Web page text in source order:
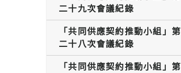
二十九次會議紀錄
「共同供應契約推動小組」第
二十八次會議紀錄
「共同供應契約推動小組」第